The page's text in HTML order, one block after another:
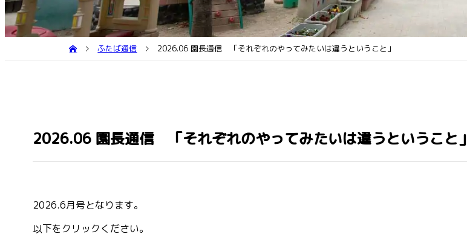
ふたば通信 2026.06 園長通信 「それぞれのやってみたいは違うということ」
2026.06 園長通信 「それぞれのやってみたいは違うということ」
2026.6月号となります。
以下をクリックください。